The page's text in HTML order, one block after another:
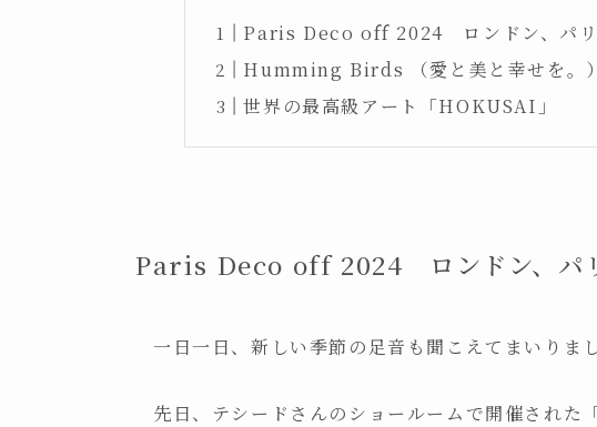
Paris Deco off 2024 ロンドン、パリ
Humming Birds （愛と美と幸せを。）
世界の最高級アート「HOKUSAI」
Paris Deco off 2024 ロンドン、パリ
一日一日、新しい季節の足音も聞こえてまいりまし
先日、テシードさんのショールームで開催され